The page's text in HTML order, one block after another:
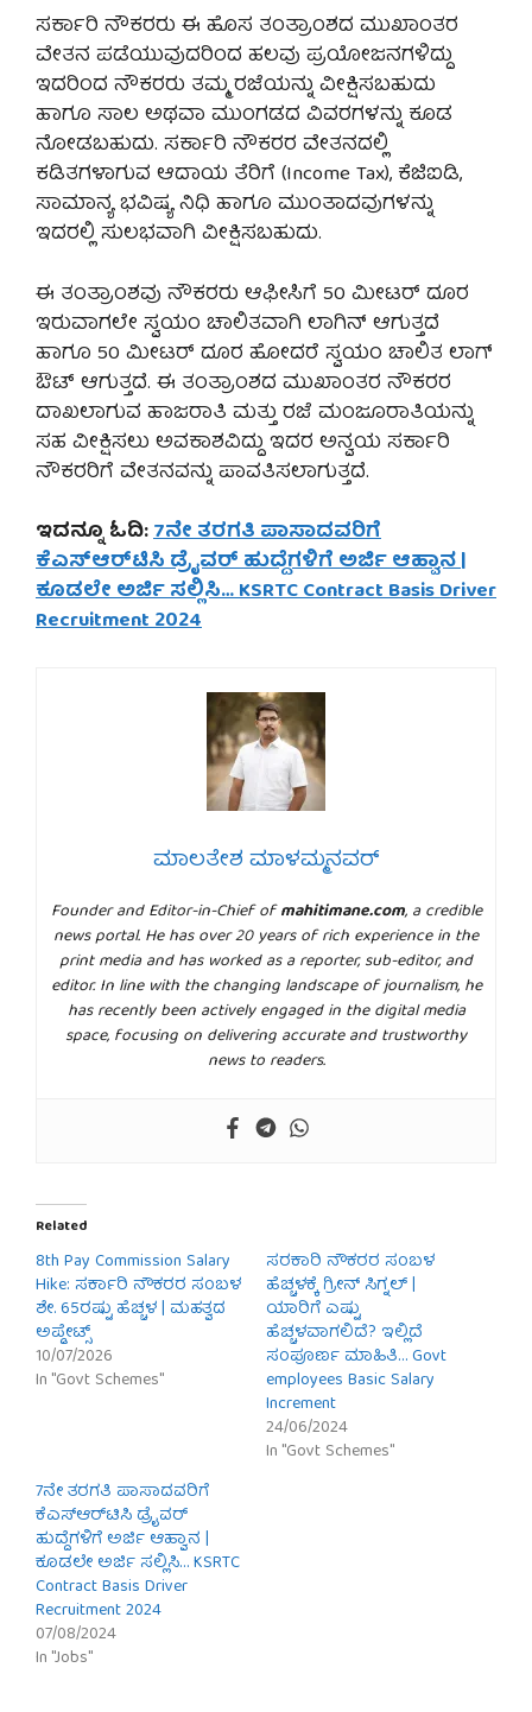
ಸರ್ಕಾರಿ ನೌಕರರು ಈ ಹೊಸ ತಂತ್ರಾಂಶದ ಮುಖಾಂತರ
ವೇತನ ಪಡೆಯುವುದರಿಂದ ಹಲವು ಪ್ರಯೋಜನಗಳಿದ್ದು
ಇದರಿಂದ ನೌಕರರು ತಮ್ಮ ರಜೆಯನ್ನು ವೀಕ್ಷಿಸಬಹುದು
ಹಾಗೂ ಸಾಲ ಅಥವಾ ಮುಂಗಡದ ವಿವರಗಳನ್ನು ಕೂಡ
ನೋಡಬಹುದು. ಸರ್ಕಾರಿ ನೌಕರರ ವೇತನದಲ್ಲಿ
ಕಡಿತಗಳಾಗುವ ಆದಾಯ ತೆರಿಗೆ (Income Tax), ಕೆಜಿಐಡಿ,
ಸಾಮಾನ್ಯ ಭವಿಷ್ಯ ನಿಧಿ ಹಾಗೂ ಮುಂತಾದವುಗಳನ್ನು
ಇದರಲ್ಲಿ ಸುಲಭವಾಗಿ ವೀಕ್ಷಿಸಬಹುದು.
ಈ ತಂತ್ರಾಂಶವು ನೌಕರರು ಆಫೀಸಿಗೆ 50 ಮೀಟರ್ ದೂರ
ಇರುವಾಗಲೇ ಸ್ವಯಂ ಚಾಲಿತವಾಗಿ ಲಾಗಿನ್ ಆಗುತ್ತದೆ
ಹಾಗೂ 50 ಮೀಟರ್ ದೂರ ಹೋದರೆ ಸ್ವಯಂ ಚಾಲಿತ ಲಾಗ್
ಔಟ್ ಆಗುತ್ತದೆ. ಈ ತಂತ್ರಾಂಶದ ಮುಖಾಂತರ ನೌಕರರ
ದಾಖಲಾಗುವ ಹಾಜರಾತಿ ಮತ್ತು ರಜೆ ಮಂಜೂರಾತಿಯನ್ನು
ಸಹ ವೀಕ್ಷಿಸಲು ಅವಕಾಶವಿದ್ದು ಇದರ ಅನ್ವಯ ಸರ್ಕಾರಿ
ನೌಕರರಿಗೆ ವೇತನವನ್ನು ಪಾವತಿಸಲಾಗುತ್ತದೆ.
ಇದನ್ನೂ ಓದಿ:7ನೇ ತರಗತಿ ಪಾಸಾದವರಿಗೆ
ಕೆಎಸ್‌ಆರ್‌ಟಿಸಿ ಡ್ರೈವರ್ ಹುದ್ದೆಗಳಿಗೆ ಅರ್ಜಿ ಆಹ್ವಾನ |
ಕೂಡಲೇ ಅರ್ಜಿ ಸಲ್ಲಿಸಿ… KSRTC Contract Basis Driver
Recruitment 2024
ಮಾಲತೇಶ ಮಾಳಮ್ಮನವರ್
Founder and Editor-in-Chief ofmahitimane.com, a credible
news portal. He has over 20 years of rich experience in the
print media and has worked as a reporter, sub-editor, and
editor. In line with the changing landscape of journalism, he
has recently been actively engaged in the digital media
space, focusing on delivering accurate and trustworthy
news to readers.
Related
8th Pay Commission Salary
Hike: ಸರ್ಕಾರಿ ನೌಕರರ ಸಂಬಳ
ಶೇ. 65ರಷ್ಟು ಹೆಚ್ಚಳ | ಮಹತ್ವದ
ಅಪ್ಡೇಟ್ಸ್
10/07/2026
In "Govt Schemes"
ಸರಕಾರಿ ನೌಕರರ ಸಂಬಳ
ಹೆಚ್ಚಳಕ್ಕೆ ಗ್ರೀನ್ ಸಿಗ್ನಲ್ |
ಯಾರಿಗೆ ಎಷ್ಟು
ಹೆಚ್ಚಳವಾಗಲಿದೆ? ಇಲ್ಲಿದೆ
ಸಂಪೂರ್ಣ ಮಾಹಿತಿ… Govt
employees Basic Salary
Increment
24/06/2024
In "Govt Schemes"
7ನೇ ತರಗತಿ ಪಾಸಾದವರಿಗೆ
ಕೆಎಸ್‌ಆರ್‌ಟಿಸಿ ಡ್ರೈವರ್
ಹುದ್ದೆಗಳಿಗೆ ಅರ್ಜಿ ಆಹ್ವಾನ |
ಕೂಡಲೇ ಅರ್ಜಿ ಸಲ್ಲಿಸಿ… KSRTC
Contract Basis Driver
Recruitment 2024
07/08/2024
In "Jobs"